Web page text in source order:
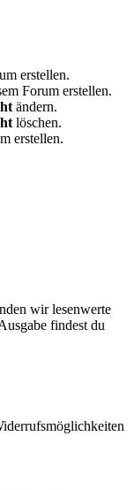
erstellen.
Forum erstellen.
ändern.
löschen.
erstellen.
wir lesenwerte
findest du